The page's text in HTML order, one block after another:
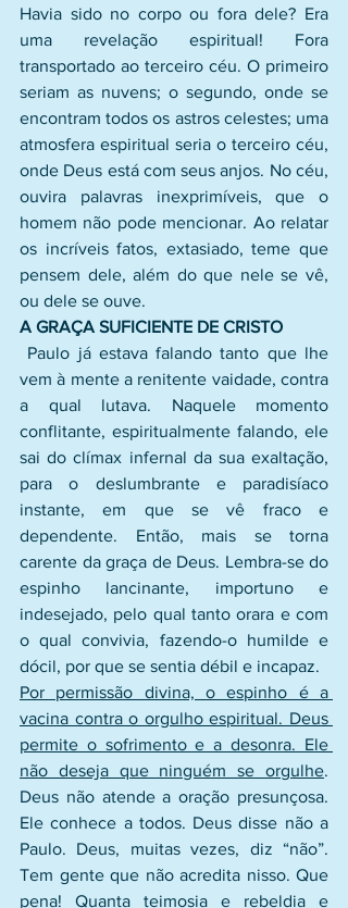
Havia sido no corpo ou fora dele? Era
uma revelação espiritual! Fora
transportado ao terceiro céu. O primeiro
seriam as nuvens; o segundo, onde se
encontram todos os astros celestes; uma
atmosfera espiritual seria o terceiro céu,
onde Deus está com seus anjos. No céu,
ouvira palavras inexprimíveis, que o
homem não pode mencionar. Ao relatar
os incríveis fatos, extasiado, teme que
pensem dele, além do que nele se vê,
ou dele se ouve.
A GRAÇA SUFICIENTE DE CRISTO
Paulo já estava falando tanto que lhe
vem à mente a renitente vaidade, contra
a qual lutava. Naquele momento
conflitante, espiritualmente falando, ele
sai do clímax infernal da sua exaltação,
para o deslumbrante e paradisíaco
instante, em que se vê fraco e
dependente. Então, mais se torna
carente da graça de Deus. Lembra-se do
espinho lancinante, importuno e
indesejado, pelo qual tanto orara e com
o qual convivia, fazendo-o humilde e
dócil, por que se sentia débil e incapaz.
Por permissão divina, o espinho é a
vacina contra o orgulho espiritual. Deus
permite o sofrimento e a desonra. Ele
não deseja que ninguém se orgulhe.
Deus não atende a oração presunçosa.
Ele conhece a todos. Deus disse não a
Paulo. Deus, muitas vezes, diz “não”.
Tem gente que não acredita nisso. Que
pena! Quanta teimosia e rebeldia e